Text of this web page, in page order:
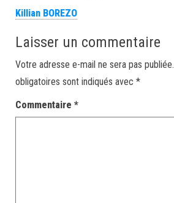
Killian BOREZO
Laisser un commentaire
Votre adresse e-mail ne sera pas publiée.
obligatoires sont indiqués avec *
Commentaire *